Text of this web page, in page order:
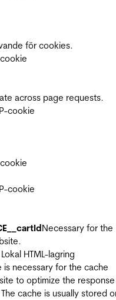
för cookies.
across page requests.
cookie
cookie
Necessary for the
HTML-lagring
is necessary for the cache
to optimize the
cache is usually stored